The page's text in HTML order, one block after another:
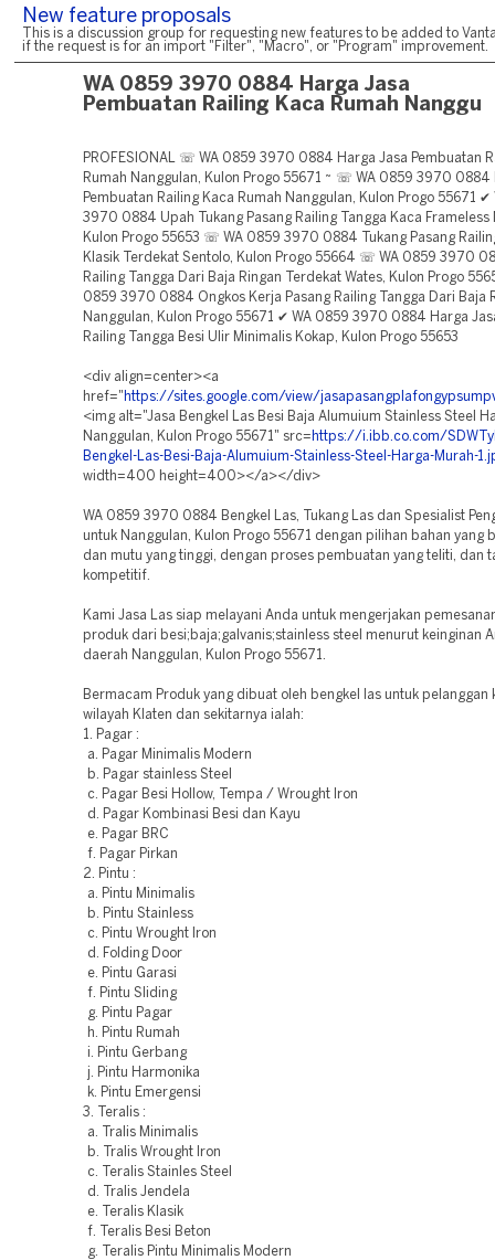
New feature proposals
This is a discussion group for requesting new features to be added to
if the request is for an import "Filter", "Macro", or "Program" improvement.
WA 0859 3970 0884 Harga Jasa
Pembuatan Railing Kaca Rumah Nanggu
PROFESIONAL ☏ WA 0859 3970 0884 Harga Jasa Pembuatan
Rumah Nanggulan, Kulon Progo 55671 ~ ☏ WA 0859 3970 0884
Pembuatan Railing Kaca Rumah Nanggulan, Kulon Progo 55671 ✔
3970 0884 Upah Tukang Pasang Railing Tangga Kaca Frameless
Kulon Progo 55653 ☏ WA 0859 3970 0884 Tukang Pasang
Klasik Terdekat Sentolo, Kulon Progo 55664 ☏ WA 0859 3970
Railing Tangga Dari Baja Ringan Terdekat Wates, Kulon Progo
0859 3970 0884 Ongkos Kerja Pasang Railing Tangga Dari Baja
Nanggulan, Kulon Progo 55671 ✔ WA 0859 3970 0884 Harga
Railing Tangga Besi Ulir Minimalis Kokap, Kulon Progo 55653
<div align=center><a
href=" https://sites.google.com/view/
<img alt="Jasa Bengkel Las Besi Baja Alumuium Stainless Steel
Nanggulan, Kulon Progo 55671" src= https://i.ibb.co.com/
Bengkel-Las-Besi-Baja-Alumuium-Stainless-Steel-Harga-Murah-
width=400 height=400></a></div>
WA 0859 3970 0884 Bengkel Las, Tukang Las dan Spesialist
untuk Nanggulan, Kulon Progo 55671 dengan pilihan bahan yang
dan mutu yang tinggi, dengan proses pembuatan yang teliti, dan
kompetitif.
Kami Jasa Las siap melayani Anda untuk mengerjakan
produk dari besi;baja;galvanis;stainless steel menurut keinginan
daerah Nanggulan, Kulon Progo 55671.
Bermacam Produk yang dibuat oleh bengkel las untuk pelanggan
wilayah Klaten dan sekitarnya ialah:
1. Pagar :
a. Pagar Minimalis Modern
b. Pagar stainless Steel
c. Pagar Besi Hollow, Tempa / Wrought Iron
d. Pagar Kombinasi Besi dan Kayu
e. Pagar BRC
f. Pagar Pirkan
2. Pintu :
a. Pintu Minimalis
b. Pintu Stainless
c. Pintu Wrought Iron
d. Folding Door
e. Pintu Garasi
f. Pintu Sliding
g. Pintu Pagar
h. Pintu Rumah
i. Pintu Gerbang
j. Pintu Harmonika
k. Pintu Emergensi
3. Teralis :
a. Tralis Minimalis
b. Tralis Wrought Iron
c. Teralis Stainles Steel
d. Tralis Jendela
e. Teralis Klasik
f. Teralis Besi Beton
g. Teralis Pintu Minimalis Modern